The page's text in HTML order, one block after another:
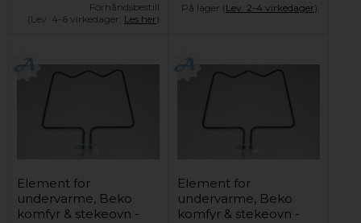
Forhåndsbestill
(Lev. 4-6 virkedager. Les her)
På lager (Lev. 2-4 virkedager).
Element for
undervarme, Beko
komfyr & stekeovn -
Element for
undervarme, Beko
komfyr & stekeovn -